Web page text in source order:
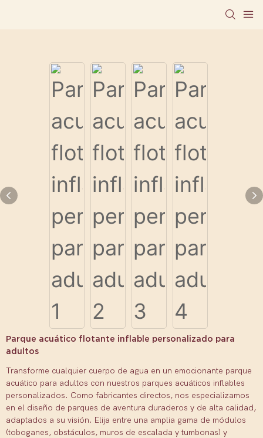
Parque acuático flotante inflable personalizado para
adultos
Transforme cualquier cuerpo de agua en un emocionante parque
acuático para adultos con nuestros parques acuáticos inflables
personalizados. Como fabricantes directos, nos especializamos
en el diseño de parques de aventura duraderos y de alta calidad,
adaptados a su visión. Elija entre una amplia gama de módulos
(toboganes, obstáculos, muros de escalada y tumbonas) y